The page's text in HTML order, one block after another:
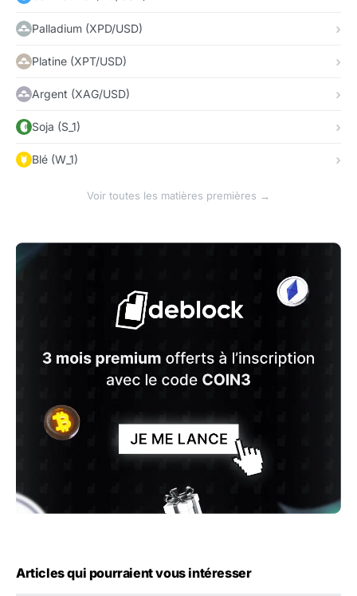
Palladium (XPD/USD)
Platine (XPT/USD)
Argent (XAG/USD)
Soja (S_1)
Blé (W_1)
Voir toutes les matières premières →
Articles qui pourraient vous intéresser